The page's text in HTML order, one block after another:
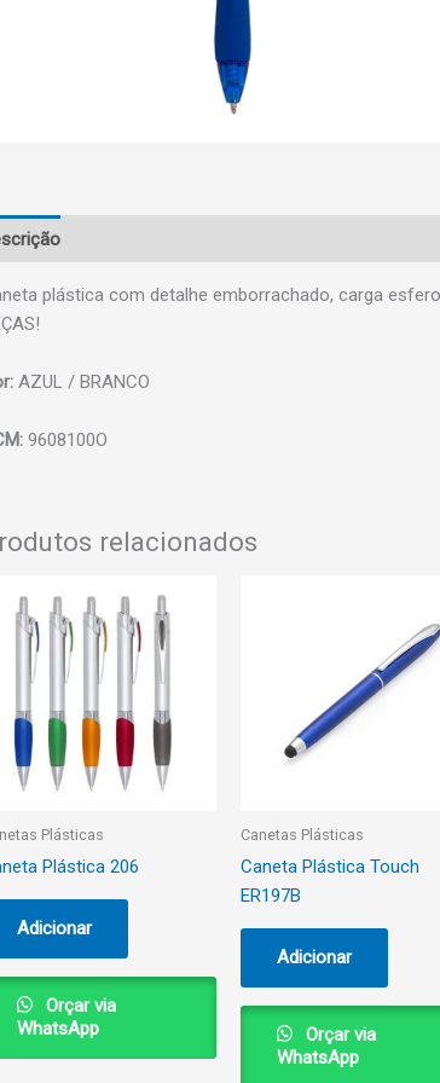
plástica com detalhe emborrachado, carga
AZUL / BRANCO
9608100O
relacionados
Plásticas
Plástica 206
Adicionar
Orçar via
WhatsApp
Canetas Plásticas
Caneta Plástica Touch
ER197B
Adicionar
Orçar via
WhatsApp